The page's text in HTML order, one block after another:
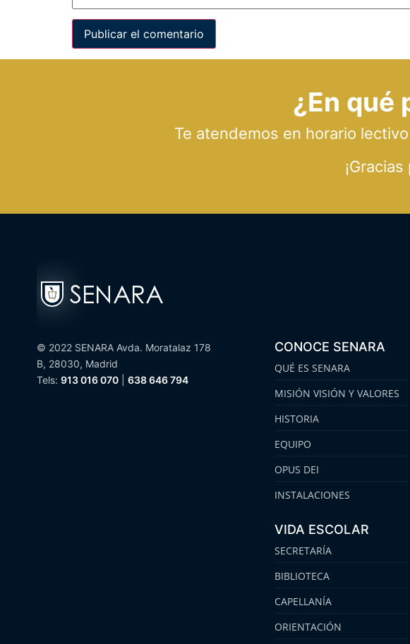
¿En qué
Te atendemos en horario
© 2022 SENARA Avda. Moratalaz 178
B, 28030, Madrid
Tels: 913 016 070 638 646 794
CONOCE SENARA
QUÉ ES SENARA
MISIÓN VISIÓN Y VALORES
HISTORIA
EQUIPO
OPUS DEI
INSTALACIONES
VIDA ESCOLAR
SECRETARÍA
BIBLIOTECA
CAPELLANÍA
ORIENTACIÓN